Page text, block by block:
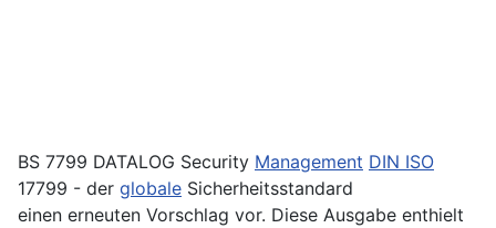
BS 7799 DATALOG Security Management DIN ISO
17799 - der globale Sicherheitsstandard
einen erneuten Vorschlag vor. Diese Ausgabe enthielt